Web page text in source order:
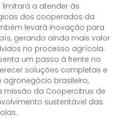
limitará a atender às
dos cooperados da
levará inovação para
gerando ainda mais valor
no processo agrícola.
um passo à frente no
soluções completas e
brasileiro,
missão da Coopercitrus de
sustentável das